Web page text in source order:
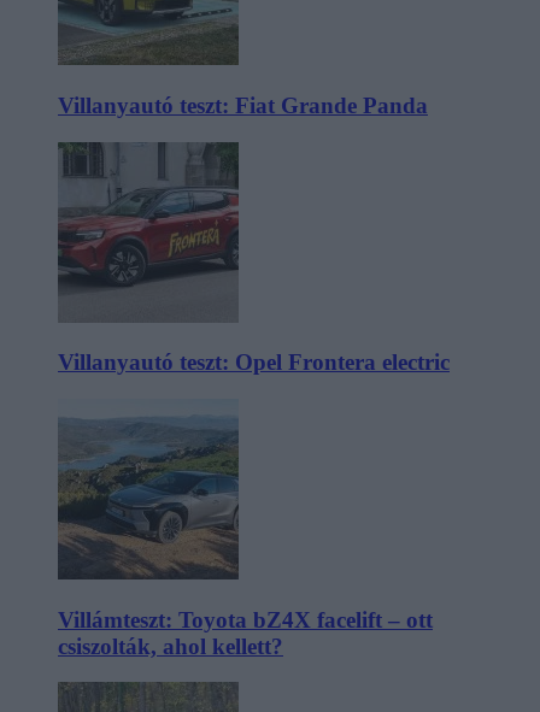
Villanyautó teszt: Fiat Grande Panda
Villanyautó teszt: Opel Frontera electric
Villámteszt: Toyota bZ4X facelift – ott
csiszolták, ahol kellett?